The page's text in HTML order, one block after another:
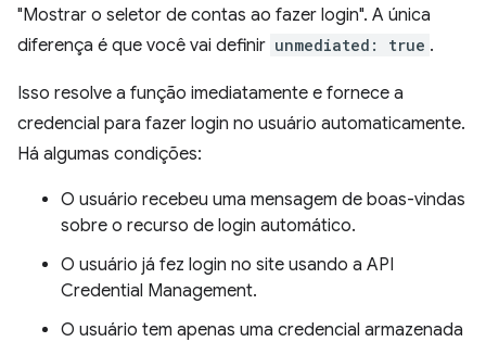
"Mostrar o seletor de contas ao fazer login". A única
diferença é que você vai definir unmediated: true .
Isso resolve a função imediatamente e fornece a
credencial para fazer login no usuário automaticamente.
Há algumas condições:
O usuário recebeu uma mensagem de boas-vindas
sobre o recurso de login automático.
O usuário já fez login no site usando a API
Credential Management.
O usuário tem apenas uma credencial armazenada